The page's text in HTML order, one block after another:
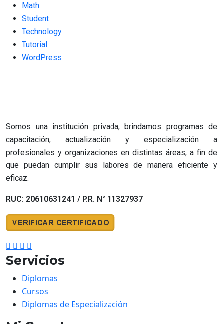
Math
Student
Technology
Tutorial
WordPress
Somos una institución privada, brindamos programas de
capacitación, actualización y especialización a
profesionales y organizaciones en distintas áreas, a fin de
que puedan cumplir sus labores de manera eficiente y
eficaz.
RUC: 20610631241 / P.R. N° 11327937
Servicios
Diplomas
Cursos
Diplomas de Especialización